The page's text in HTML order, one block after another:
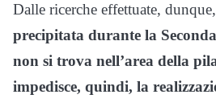
Dalle ricerche effettuate, dunque,
precipitata durante la
non si trova nell’area della
impedisce, quindi, la